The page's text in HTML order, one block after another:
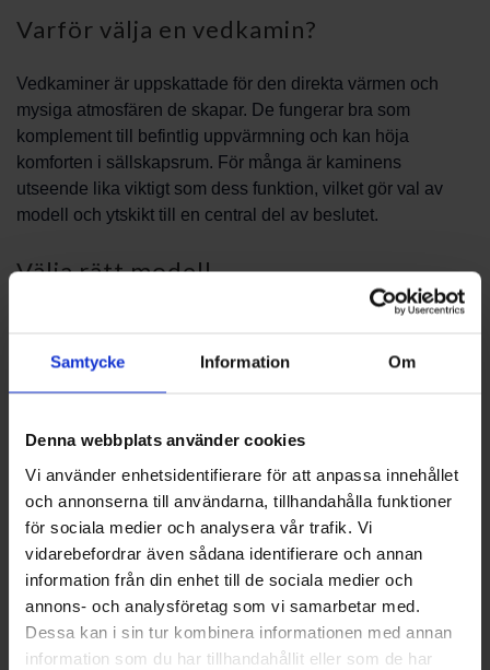
Samtycke Information Om
Denna webbplats använder cookies
Vi använder enhetsidentifierare för att anpassa innehållet
och annonserna till användarna, tillhandahålla funktioner
för sociala medier och analysera vår trafik. Vi
vidarebefordrar även sådana identifierare och annan
information från din enhet till de sociala medier och
annons- och analysföretag som vi samarbetar med.
Dessa kan i sin tur kombinera informationen med annan
information som du har tillhandahållit eller som de har
Varför välja en vedkamin?
Vedkaminer är uppskattade för den direkta värmen och
mysiga atmosfären de skapar. De fungerar bra som
komplement till befintlig uppvärmning och kan höja
komforten i sällskapsrum. För många är kaminens
utseende lika viktigt som dess funktion, vilket gör val av
modell och ytskikt till en central del av beslutet.
Välja rätt modell
med klassiska detaljer eller en mer avskalad modern
lösning? Fundera även över placering i rummet, golvets
övrig inredning. I produktgruppen Rizzoli - Kamin finns
praktiska behov.
Installation och säkerhet
hänsyn till säkerhetsavstånd och skorsten. En professionell